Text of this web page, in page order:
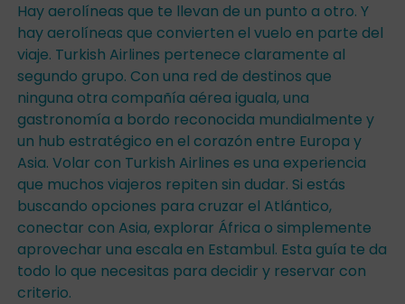
Hay aerolíneas que te llevan de un punto a otro. Y
hay aerolíneas que convierten el vuelo en parte del
viaje. Turkish Airlines pertenece claramente al
segundo grupo. Con una red de destinos que
ninguna otra compañía aérea iguala, una
gastronomía a bordo reconocida mundialmente y
un hub estratégico en el corazón entre Europa y
Asia. Volar con Turkish Airlines es una experiencia
que muchos viajeros repiten sin dudar. Si estás
buscando opciones para cruzar el Atlántico,
conectar con Asia, explorar África o simplemente
aprovechar una escala en Estambul. Esta guía te da
todo lo que necesitas para decidir y reservar con
criterio.